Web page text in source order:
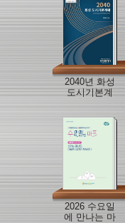
2040년 화성
도시기본계
2026 수요일
에 만나는 마